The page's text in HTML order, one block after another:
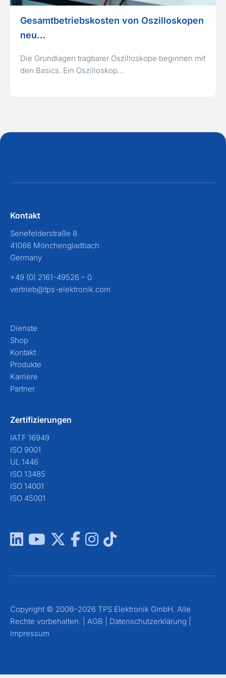
Gesamtbetriebskosten von Oszilloskopen
neu…
Die Grundlagen tragbarer Oszilloskope beginnen mit
den Basics. Ein Oszilloskop…
Kontakt
Senefelderstraße 8
41066 Mönchengladbach
Germany
+49 (0) 2161-49526 – 0
vertrieb@tps-elektronik.com
Dienste
Shop
Kontakt
Produkte
Karriere
Partner
Zertifizierungen
IATF 16949
ISO 9001
UL 1446
ISO 13485
ISO 14001
ISO 45001
Copyright © 2008–2026 TPS Elektronik GmbH. Alle
Rechte vorbehalten. | AGB Datenschutzerklärung
Impressum